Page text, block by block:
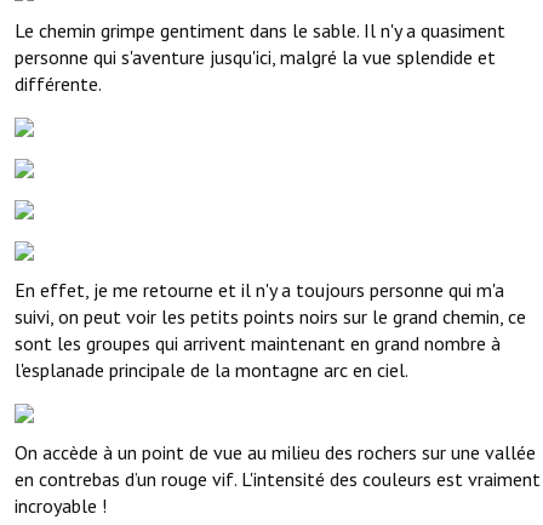
Le chemin grimpe gentiment dans le sable. Il n'y a quasiment
personne qui s'aventure jusqu'ici, malgré la vue splendide et
différente.
En effet, je me retourne et il n'y a toujours personne qui m'a
suivi, on peut voir les petits points noirs sur le grand chemin, ce
sont les groupes qui arrivent maintenant en grand nombre à
l'esplanade principale de la montagne arc en ciel.
On accède à un point de vue au milieu des rochers sur une vallée
en contrebas d’un rouge vif. L'intensité des couleurs est vraiment
incroyable !